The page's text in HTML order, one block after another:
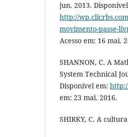
jun. 2013.
http://
movimento-passe-
Acesso em: 16 mai.
SHANNON, C. A
System Technical
Disponível em:
em: 23 mai. 2016.
SHIRKY, C. A